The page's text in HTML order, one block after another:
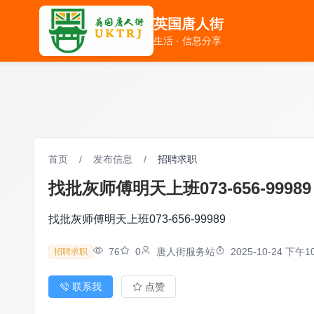
英国唐人街
生活 · 信息分享
英国唐人街
生活 · 信息分享
首页 / 发布信息 / 招聘求职
找批灰师傅明天上班073-656-99989
找批灰师傅明天上班073-656-99989
招聘求职 76 0 唐人街服务站 2025-10-24 下午
联系我 点赞